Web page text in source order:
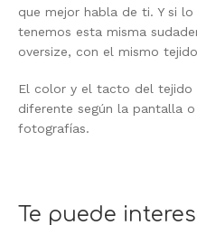
que mejor habla de ti. Y si
tenemos esta misma
oversize, con el mismo
El color y el tacto del tejido
diferente según la pantalla
fotografías.
Te puede